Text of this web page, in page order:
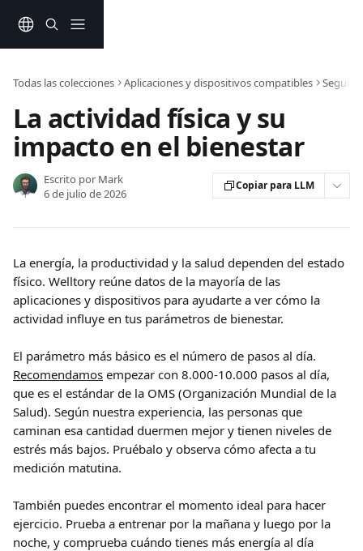
Todas las colecciones Aplicaciones y dispositivos compatibles
La actividad física y su
impacto en el bienestar
Escrito por Mark
6 de julio de 2026
Copiar para LLM
La energía, la productividad y la salud dependen del estado
físico. Welltory reúne datos de la mayoría de las
aplicaciones y dispositivos para ayudarte a ver cómo la
actividad influye en tus parámetros de bienestar.
El parámetro más básico es el número de pasos al día.
Recomendamos empezar con 8.000-10.000 pasos al día,
que es el estándar de la OMS (Organización Mundial de la
Salud). Según nuestra experiencia, las personas que
caminan esa cantidad duermen mejor y tienen niveles de
estrés más bajos. Pruébalo y observa cómo afecta a tu
medición matutina.
También puedes encontrar el momento ideal para hacer
ejercicio. Prueba a entrenar por la mañana y luego por la
noche, y comprueba cuándo tienes más energía al día